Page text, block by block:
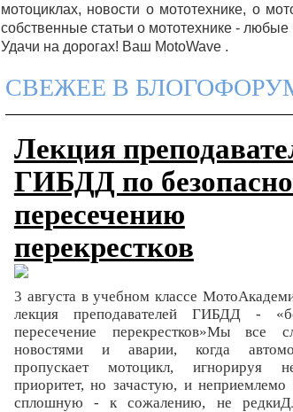
мотоциклах, новости о мототехнике, о
собственные статьи о мототехнике -
Удачи на дорогах! Ваш MotoWave .
СВЕЖЕЕ В
Лекция
ГИБДД по
пересечению
перекрестков
3 августа в учебном классе
лекция преподавателей ГИБДД -
пересечение перекрестков»Мы все
новостями и аварии, когда
пропускает мотоцикл, игнорируя
приоритет, но зачастую, и неприемлемо
сплошную - к сожалению, не